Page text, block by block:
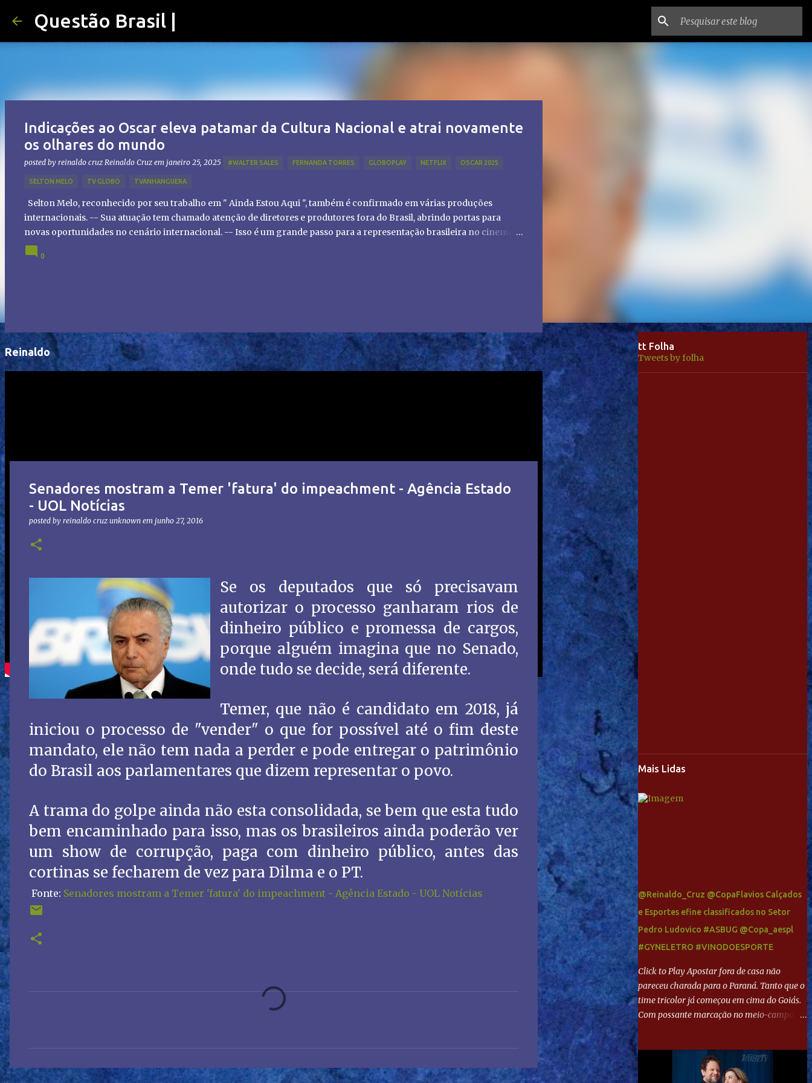
Questão Brasil |
Indicações ao Oscar eleva patamar da Cultura Nacional e atrai novamente
os olhares do mundo
posted by reinaldo cruz Reinaldo Cruz em janeiro 25, 2025 #WALTER SALES FERNANDA TORRES GLOBOPLAY NETFLIX OSCAR 2025
SELTON MELO TV GLOBO TVANHANGUERA
Selton Melo, reconhecido por seu trabalho em " Ainda Estou Aqui ", também é confirmado em várias produções
internacionais. -- Sua atuação tem chamado atenção de diretores e produtores fora do Brasil, abrindo portas para
novas oportunidades no cenário internacional. -- Isso é um grande passo para a representação brasileira no cinema
global!
0
Reinaldo
Senadores mostram a Temer 'fatura' do impeachment - Agência Estado
- UOL Notícias
posted by reinaldo cruz unknown em junho 27, 2016
Se os deputados que só precisavam
autorizar o processo ganharam rios de
dinheiro público e promessa de cargos,
porque alguém imagina que no Senado,
onde tudo se decide, será diferente.
Temer, que não é candidato em 2018, já
iniciou o processo de "vender" o que for possível até o fim deste
mandato, ele não tem nada a perder e pode entregar o patrimônio
do Brasil aos parlamentares que dizem representar o povo.
A trama do golpe ainda não esta consolidada, se bem que esta tudo
bem encaminhado para isso, mas os brasileiros ainda poderão ver
um show de corrupção, paga com dinheiro público, antes das
cortinas se fecharem de vez para Dilma e o PT.
Fonte: Senadores mostram a Temer 'fatura' do impeachment - Agência Estado - UOL Notícias
n
tt Folha
Tweets by folha
Mais Lidas
@Reinaldo_Cruz @CopaFlavios Calçados
e Esportes efine classificados no Setor
Pedro Ludovico #ASBUG @Copa_aespl
#GYNELETRO #VINODOESPORTE
Click to Play Apostar fora de casa não
pareceu charada para o Paraná. Tanto que o
time tricolor já começou em cima do Goiás.
Com possante marcação no meio-campo e
direita, invadiu a área e bateu cruzado no
canto, sem chance para Harlei. Tal qual o